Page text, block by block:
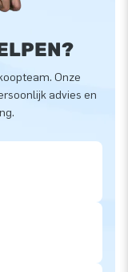
Onze
advies en